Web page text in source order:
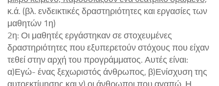
κ.ά. (βλ. ενδεικτικές δραστηριότητες και εργασίες των
μαθητών 1η)
2η: Οι μαθητές εργάστηκαν σε στοχευμένες
δραστηριότητες που εξυπερετούν στόχους που είχαν
τεθεί στην αρχή του προγράμματος. Αυτές είναι:
α)Εγώ- ένας ξεχωριστός άνθρωπος, β)Ενίσχυση της